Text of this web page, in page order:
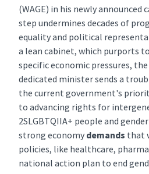
(WAGE) in his newly announced
step undermines decades of
equality and political
a lean cabinet, which purports
specific economic pressures,
dedicated minister sends a
the current government's
to advancing rights for
2SLGBTQIIA+ people and
strong economy demands that
policies, like healthcare,
national action plan to end